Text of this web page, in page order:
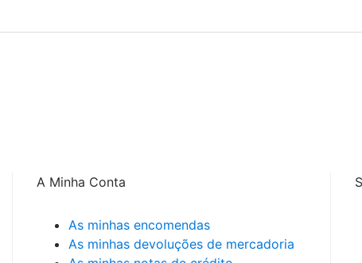
A Minha Conta
As minhas encomendas
As minhas devoluções de mercadoria